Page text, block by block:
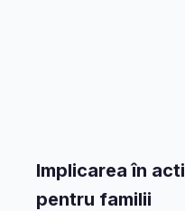
Implicarea în
pentru familii